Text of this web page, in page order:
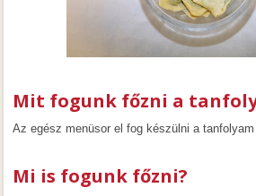
Mit fogunk főzni a
Az egész menüsor el fog készülni a tanfolyam
Mi is fogunk főzni?